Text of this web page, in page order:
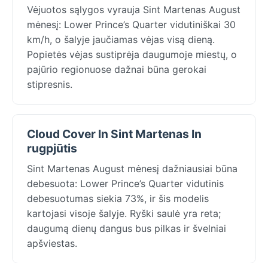
Vėjuotos sąlygos vyrauja Sint Martenas August
mėnesį: Lower Prince’s Quarter vidutiniškai 30
km/h, o šalyje jaučiamas vėjas visą dieną.
Popietės vėjas sustiprėja daugumoje miestų, o
pajūrio regionuose dažnai būna gerokai
stipresnis.
Cloud Cover In Sint Martenas In
rugpjūtis
Sint Martenas August mėnesį dažniausiai būna
debesuota: Lower Prince’s Quarter vidutinis
debesuotumas siekia 73%, ir šis modelis
kartojasi visoje šalyje. Ryški saulė yra reta;
daugumą dienų dangus bus pilkas ir švelniai
apšviestas.